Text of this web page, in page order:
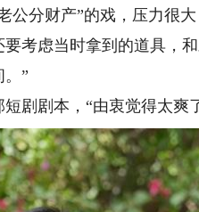
分财产”的戏，压力很大
考虑当时拿到的道具，
”
剧本，“由衷觉得太爽了